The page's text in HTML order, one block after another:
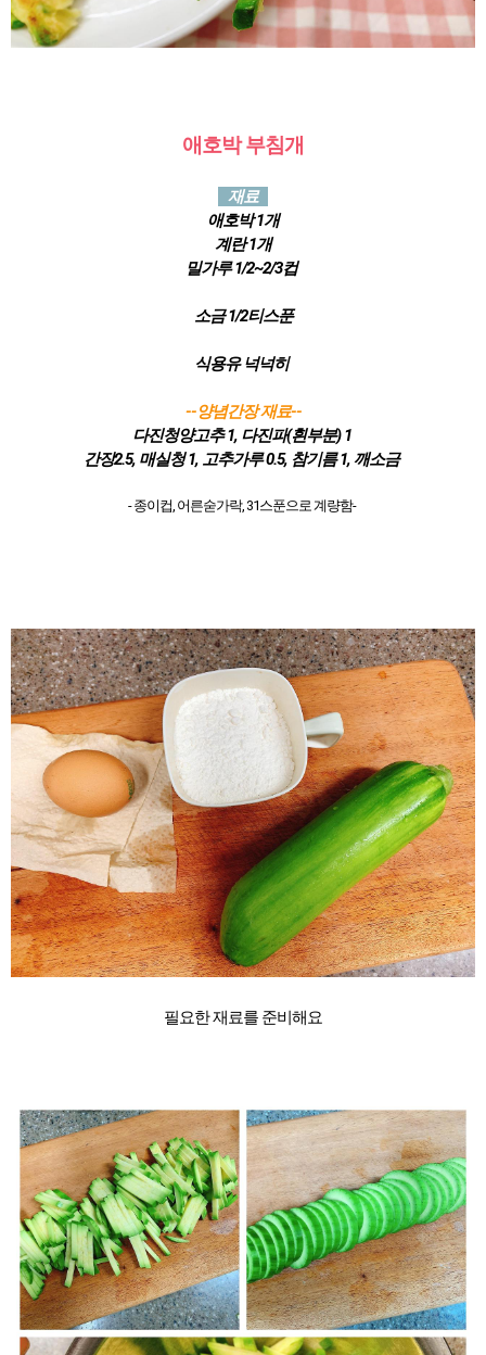
애호박 부침개
재료
애호박 1개
계란 1개
밀가루 1/2~2/3컵
소금 1/2티스푼
식용유 넉넉히
--양념간장 재료--
다진청양고추 1, 다진파(흰부분) 1
간장2.5, 매실청 1, 고추가루 0.5, 참기름 1, 깨소금
- 종이컵, 어른숟가락, 31스푼으로 계량함-
필요한 재료를 준비해요